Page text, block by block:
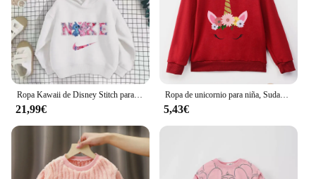
21,99€
Ropa de unicornio para niña, Sudadera con capucha de estilo dulce rosa para niños de 2 a 14 años, estética Harajuku, moda europea
5,43€